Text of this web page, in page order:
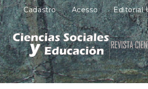
N
a
v
e
g
a
ç
ã
o
Cadastro Acesso Editorial